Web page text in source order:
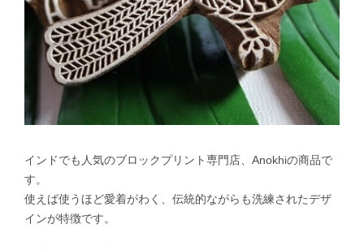
インドでも人気のブロックプリント専門店、Anokhiの商品で
す。
使えば使うほど愛着がわく、伝統的ながらも洗練されたデザ
インが特徴です。